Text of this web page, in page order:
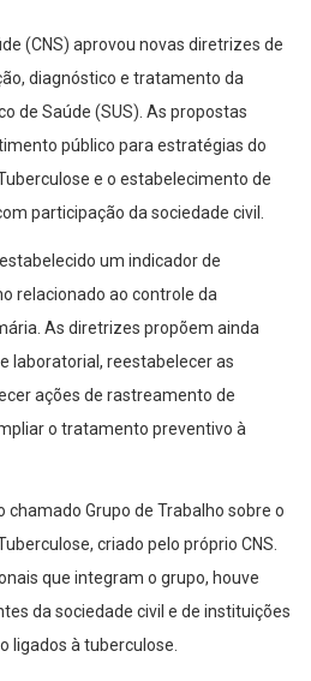
(CNS) aprovou novas diretrizes de
diagnóstico e tratamento da
de Saúde (SUS). As propostas
público para estratégias do
e o estabelecimento de
participação da sociedade civil.
um indicador de
relacionado ao controle da
As diretrizes propõem ainda
laboratorial, reestabelecer as
ações de rastreamento de
o tratamento preventivo à
Grupo de Trabalho sobre o
criado pelo próprio CNS.
que integram o grupo, houve
da sociedade civil e de instituições
ligados à tuberculose.